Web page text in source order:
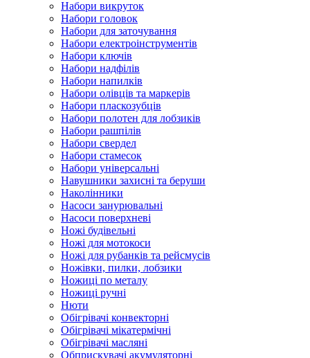
Набори викруток
Набори головок
Набори для заточування
Набори електроінструментів
Набори ключів
Набори надфілів
Набори напилків
Набори олівців та маркерів
Набори пласкозубців
Набори полотен для лобзиків
Набори рашпілів
Набори свердел
Набори стамесок
Набори універсальні
Навушники захисні та беруши
Наколінники
Насоси занурювальні
Насоси поверхневі
Ножі будівельні
Ножі для мотокоси
Ножі для рубанків та рейсмусів
Ножівки, пилки, лобзики
Ножиці по металу
Ножиці ручні
Нюти
Обігрівачі конвекторні
Обігрівачі мікатермічні
Обігрівачі масляні
Обприскувачі акумуляторні